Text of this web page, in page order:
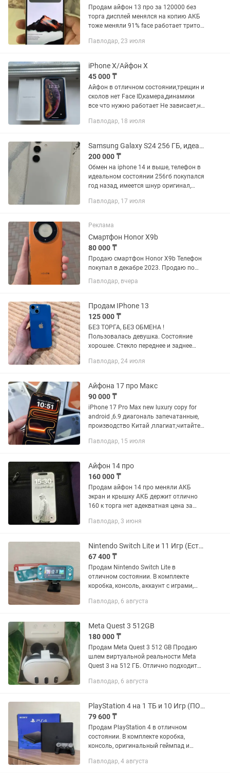
Продам айфон 13 про за 120000 без
торга дисплей менялся на копию АКБ
тоже меняли 91% face работает тритон
14 про с моей доплатой
Павлодар, 23 июля
iPhone X/Айфон Х
45 000 ₸
Айфон в отличном состоянии,трещин и
сколов нет Face ID,камера,динамики
все что нужно работает Не зависает,не
игр,так и для обычного пользования
Павлодар, 18 июля
Samsung Galaxy S24 256 ГБ, идеальное состояние
200 000 ₸
Обмен на iphone 14 и выше, телефон в
идеальном состоянии 256гб покупался
год назад, имеется шнур оригинал,
чехла нет, поддерживает e-sim.
Павлодар, 17 июля
Реклама
Смартфон Honor X9b
80 000 ₸
Продаю смартфон Honor X9b Телефон
покупал в декабре 2023. Продаю по
причине того, что купил новый. У
телефона облезла кожа на задней
на стекле объективов, не...
Павлодар, вчера
Продам IPhone 13
125 000 ₸
БЕЗ ТОРГА, БЕЗ ОБМЕНА !
Пользовалась девушка. Состояние
хорошее. Стекло переднее и заднее
борта имеют небольшие потертости от
Павлодар, 24 июля
Айфона 17 про Макс
90 000 ₸
iPhone 17 Pro Max new luxury copy for
android ,6.9 диагональ запечатанные,
производство Китай ,плагиат,читайте
трб,ip 67 ,озу 6гб, камера 20 мгп сочные
Павлодар, 15 июля
Айфон 14 про
160 000 ₸
Продам айфон 14 про меняли АКБ
экран и крышку АКБ держит отлично
160 к торга нет адекватная цена за
работает приезжайте смотрите обмена
Павлодар, 3 июня
Nintendo Switch Lite и 11 Игр (Есть Обмен)
67 400 ₸
Продам Nintendo Switch Lite в
отличном состоянии. В комплекте
коробка, консоль, аккаунт с играми,
на втором фото. Не прошитый.
Павлодар, 6 августа
Meta Quest 3 512GB
180 000 ₸
Продам Meta Quest 3 512 GB Продаю
шлем виртуальной реальности Meta
Quest 3 на 512 ГБ. Отлично подходит
приложений. Полностью исправен,
Павлодар, 6 августа
PlayStation 4 на 1 ТБ и 10 Игр (ПО 13.52)
79 600 ₸
Продам PlayStation 4 в отличном
состоянии. В комплекте коробка,
консоль, оригинальный геймпад и
системы 13.52, память 1 террабайт. На
Павлодар, 4 августа